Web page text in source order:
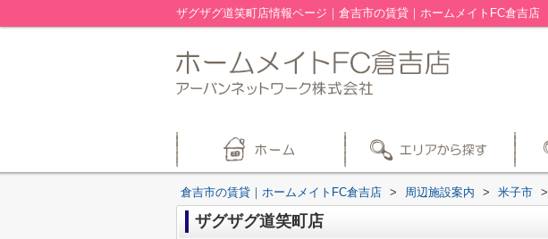
ザグザグ道笑町店情報ページ｜倉吉市の賃貸｜ホームメイトFC倉吉店
倉吉市の賃貸｜ホームメイトFC倉吉店 > 周辺施設案内 > 米子市 >
ザグザグ道笑町店